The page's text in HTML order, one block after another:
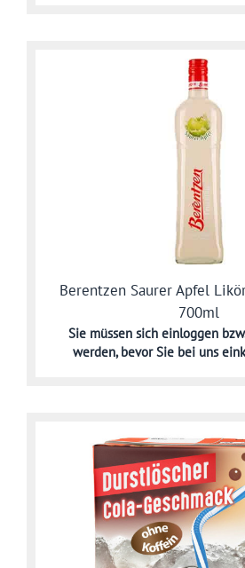
Berentzen Saurer Apfel
700ml
Sie müssen sich einloggen
werden,bevor Sie bei uns